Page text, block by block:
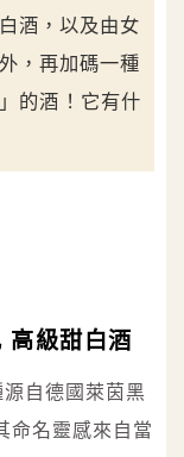
酒，以及由女
，再加碼一種
的酒！它有什
高級甜白酒
自德國萊茵黑
命名靈感來自當